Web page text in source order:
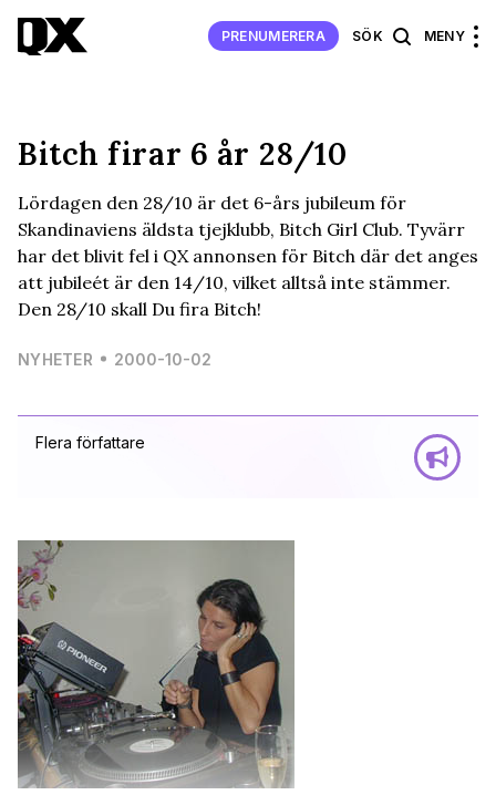
PRENUMERERA SÖK MENY
Flera författare
Bitch firar 6 år 28/10
Lördagen den 28/10 är det 6-års jubileum för
Skandinaviens äldsta tjejklubb, Bitch Girl Club. Tyvärr
har det blivit fel i QX annonsen för Bitch där det anges
att jubileét är den 14/10, vilket alltså inte stämmer.
Den 28/10 skall Du fira Bitch!
NYHETER 2000-10-02